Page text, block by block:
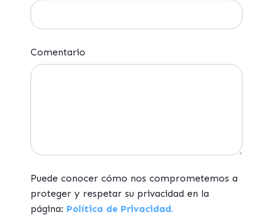
Comentario
Puede conocer cómo nos comprometemos a
proteger y respetar su privacidad en la
página: Política de Privacidad.